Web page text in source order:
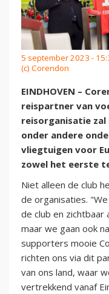
5 september 2023 -
(c) Corendon
EINDHOVEN –
reispartner van
reisorganisatie zal
onder andere
vliegtuigen voor
zowel het eerste
Niet alleen de club
de organisaties.
de club en zichtbaar
maar we gaan ook
supporters mooie
richten ons via dit
van ons land, waar
vertrekkend vanaf